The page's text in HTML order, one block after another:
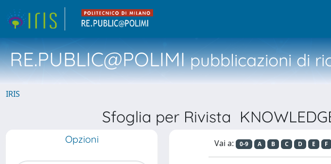
RE.PUBLIC@POLIMIpubblicazioni di
IRIS
Sfoglia per Rivista
Opzioni Vai a: 0-9 A B C D E F